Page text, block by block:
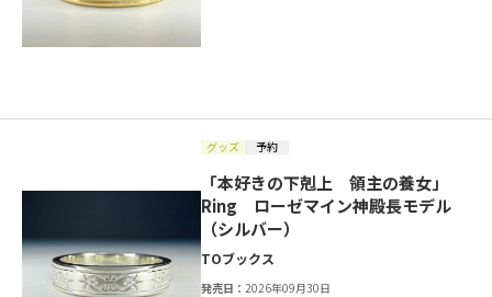
グッズ 予約
「本好きの下剋上 領主の養女」
Ring ローゼマイン神殿長モデル
（シルバー）
TOブックス
発売日：2026年09月30日